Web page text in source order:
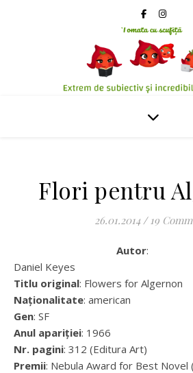
Flori pentru
26.01.2014 / 19
Autor:
Daniel Keyes
Titlu original: Flowers for Algernon
Naționalitate: american
Gen: SF
Anul apariției: 1966
Nr. pagini: 312 (Editura Art)
Premii: Nebula Award for Best Novel